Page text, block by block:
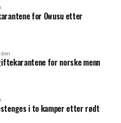
for Owusu etter
for norske menn
i to kamper etter rødt